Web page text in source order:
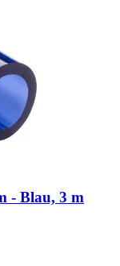
-​ Blau, 3 m